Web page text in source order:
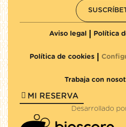
Aviso legal Política
Política de cookies
Trabaja con
MI RESERVA
Desarrollado